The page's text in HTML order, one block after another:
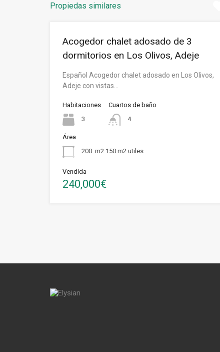
Propiedas similares
Acogedor chalet adosado de 3
dormitorios en Los Olivos, Adeje
Español Acogedor chalet adosado en Los Olivos,
Adeje con vistas…
Habitaciones
3
Cuartos de baño
4
Área
200 m2 150 m2 utiles
Vendida
240,000€